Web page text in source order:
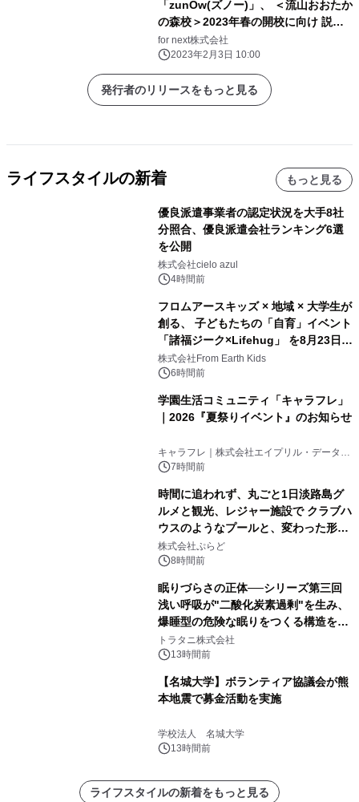
「zunOw(ズノー)」、 ＜流山おおたか
の森校＞2023年春の開校に向け 説明
会の受付を開始
for next株式会社
2023年2月3日 10:00
発行者のリリースをもっと見る
ライフスタイルの新着 もっと見る
優良派遣事業者の認定状況を大手8社
分照合、優良派遣会社ランキング6選
を公開
株式会社cielo azul
4時間前
フロムアースキッズ × 地域 × 大学生が
創る、 子どもたちの「自育」イベント
「諸福ジーク×Lifehug」 を8月23日
(日)開催
株式会社From Earth Kids
6時間前
学園生活コミュニティ「キャラフレ」
｜2026『夏祭りイベント』のお知らせ
キャラフレ｜株式会社エイプリル・データ・
デザインズ
7時間前
時間に追われず、丸ごと1日淡路島グ
ルメと観光、レジャー施設で クラブハ
ウスのようなプールと、変わった形の
サウナも 「THE BOXY AWAJI」のお
得な素泊まり連泊プランで
株式会社ぷらど
8時間前
眠りづらさの正体──シリーズ第三回
浅い呼吸が"二酸化炭素過剰"を生み、
爆睡型の危険な眠りをつくる構造を解
説
トラタニ株式会社
13時間前
【名城大学】ボランティア協議会が熊
本地震で募金活動を実施
学校法人 名城大学
13時間前
ライフスタイルの新着をもっと見る